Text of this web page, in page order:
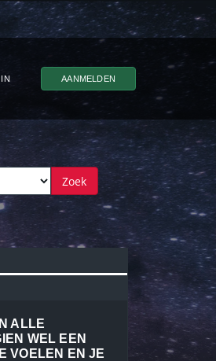
AANMELDEN
ALLE
WEL EEN
VOELEN EN JE